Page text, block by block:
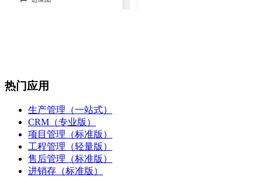
热门应用
生产管理（一站式）
CRM（专业版）
项目管理（标准版）
工程管理（轻量版）
售后管理（标准版）
进销存（标准版）